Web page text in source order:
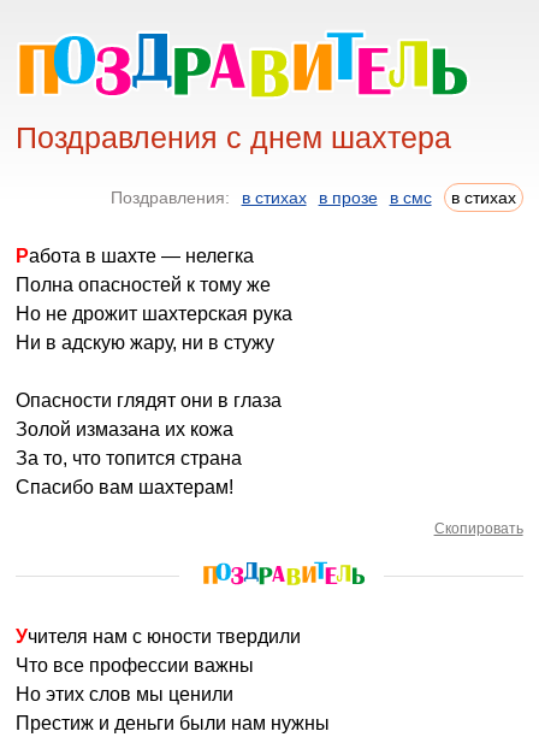
Поздравления с днем шахтера
Поздравления: в стихах в прозе в смс в стихах
Работа в шахте — нелегка
Полна опасностей к тому же
Но не дрожит шахтерская рука
Ни в адскую жару, ни в стужу
Опасности глядят они в глаза
Золой измазана их кожа
За то, что топится страна
Спасибо вам шахтерам!
Скопировать
Учителя нам с юности твердили
Что все профессии важны
Но этих слов мы ценили
Престиж и деньги были нам нужны